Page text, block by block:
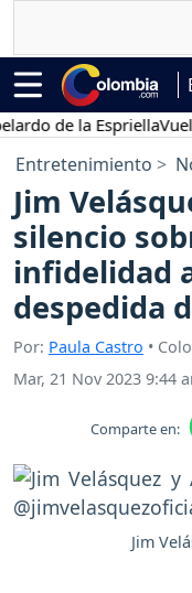
de la EspriellaVuelta a
Entretenimiento
Jim
silencio
infidelidad
despedida
Por: Paula Castro •
Mar, 21 Nov 2023 9:44
Comparte en:
Jim